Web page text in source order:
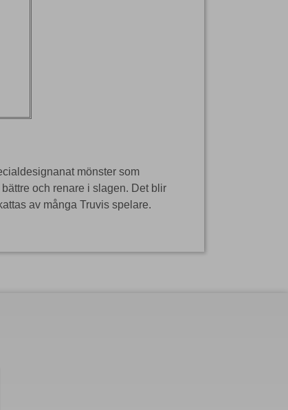
mönster som
och renare i slagen. Det blir
av många Truvis spelare.